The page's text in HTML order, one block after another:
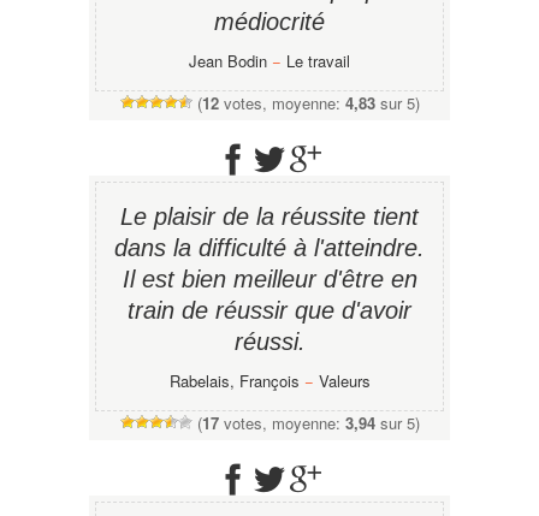
médiocrité
Jean Bodin − Le travail
(12votes, moyenne: 4,83sur 5)
Le plaisir de la réussite tient
dans la difficulté à l'atteindre.
Il est bien meilleur d'être en
train de réussir que d'avoir
réussi.
Rabelais, François − Valeurs
(17votes, moyenne: 3,94sur 5)